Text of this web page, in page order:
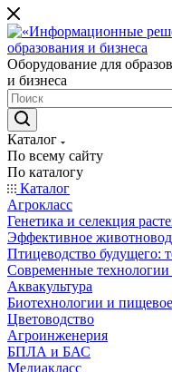
Оборудование для
и бизнеса
Каталог
По всему сайту
По каталогу
Каталог
Агрокласс
Генетика и селекция
Эффективное
Птицеводство будущего:
Современные технологии
Аквакультура
Биотехнологии и
Цветоводство
Агроинженерия
БПЛА и БАС
Медиакласс